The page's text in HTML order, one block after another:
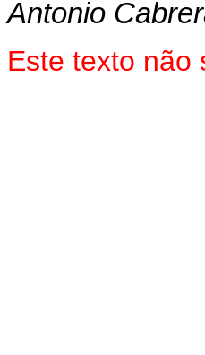
Antonio
Este texto não